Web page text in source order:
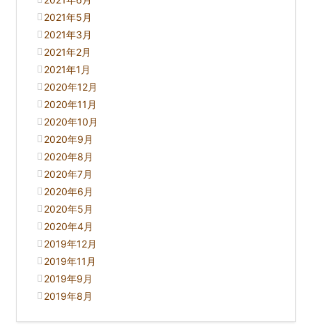
2021年5月
2021年3月
2021年2月
2021年1月
2020年12月
2020年11月
2020年10月
2020年9月
2020年8月
2020年7月
2020年6月
2020年5月
2020年4月
2019年12月
2019年11月
2019年9月
2019年8月